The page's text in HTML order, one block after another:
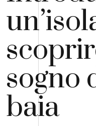
sogno
baia